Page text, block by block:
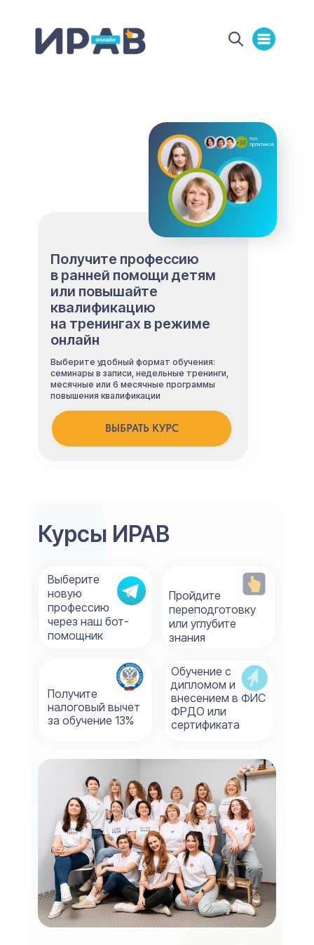
топ
практиков
+30
Выберите удобный формат обучения:
семинары в записи, недельные тренинги,
месячные или 6 месячные программы
повышения квалификации
ВЫБРАТЬ КУРС
Получите профессию
в ранней помощи детям
или повышайте
квалификацию
на тренингах в режиме
онлайн
Курсы ИРАВ
Пройдите
переподготовку
или углубите
знания
Получите
налоговый вычет
за обучение 13%
Обучение с
дипломом и
внесением в ФИС
ФРДО или
сертификата
Выберите
новую
профессию
через наш бот-
помощник